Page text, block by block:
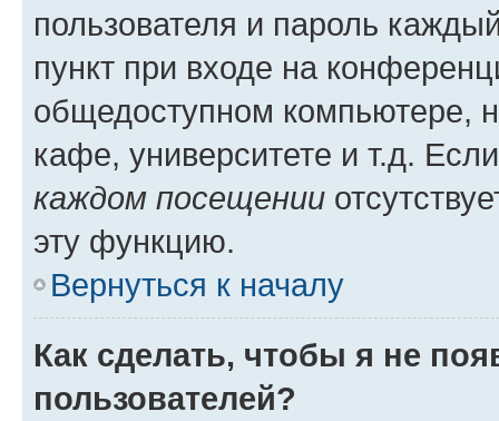
пользователя и пароль
пункт при входе на
общедоступном компьютере,
кафе, университете и т.д.
каждом посещении
эту функцию.
Вернуться к началу
Как сделать, чтобы я не
пользователей?